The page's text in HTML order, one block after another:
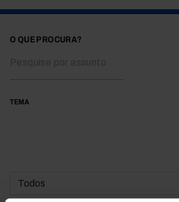
O QUE PROCURA?
TEMA